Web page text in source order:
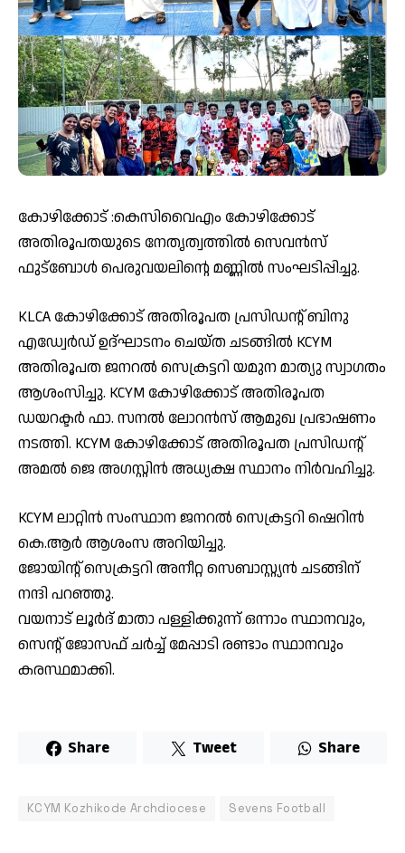
കോഴിക്കോട് :കെസിവൈഎം കോഴിക്കോട്
അതിരൂപതയുടെ നേതൃത്വത്തിൽ സെവൻസ്
ഫുട്ബോൾ പെരുവയലിന്റെ മണ്ണിൽ സംഘടിപ്പിച്ചു.
KLCA കോഴിക്കോട് അതിരൂപത പ്രസിഡന്റ്‌ ബിനു
എഡ്വേർഡ് ഉദ്ഘാടനം ചെയ്ത ചടങ്ങിൽ KCYM
അതിരൂപത ജനറൽ സെക്രട്ടറി യമുന മാത്യു സ്വാഗതം
ആശംസിച്ചു. KCYM കോഴിക്കോട് അതിരൂപത
ഡയറക്ടർ ഫാ. സനൽ ലോറൻസ് ആമുഖ പ്രഭാഷണം
നടത്തി. KCYM കോഴിക്കോട് അതിരൂപത പ്രസിഡന്റ്‌
അമൽ ജെ അഗസ്റ്റിൻ അധ്യക്ഷ സ്ഥാനം നിർവഹിച്ചു.
KCYM ലാറ്റിൻ സംസ്ഥാന ജനറൽ സെക്രട്ടറി ഷെറിൻ
കെ.ആർ ആശംസ അറിയിച്ചു.
ജോയിന്റ് സെക്രട്ടറി അനീറ്റ സെബാസ്റ്റ്യൻ ചടങ്ങിന്
നന്ദി പറഞ്ഞു.
വയനാട് ലൂർദ് മാതാ പള്ളിക്കുന്ന് ഒന്നാം സ്ഥാനവും,
സെൻ്റ് ജോസഫ് ചർച്ച് മേപ്പാടി രണ്ടാം സ്ഥാനവും
കരസ്ഥമാക്കി.
Share Tweet Share
KCYM Kozhikode Archdiocese Sevens Football